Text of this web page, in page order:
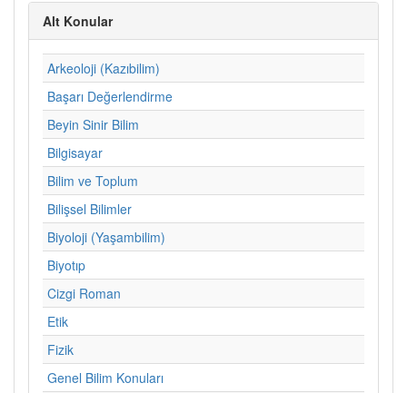
Alt Konular
Arkeoloji (Kazıbilim)
Başarı Değerlendirme
Beyin Sinir Bilim
Bilgisayar
Bilim ve Toplum
Bilişsel Bilimler
Biyoloji (Yaşambilim)
Biyotıp
Cizgi Roman
Etik
Fizik
Genel Bilim Konuları